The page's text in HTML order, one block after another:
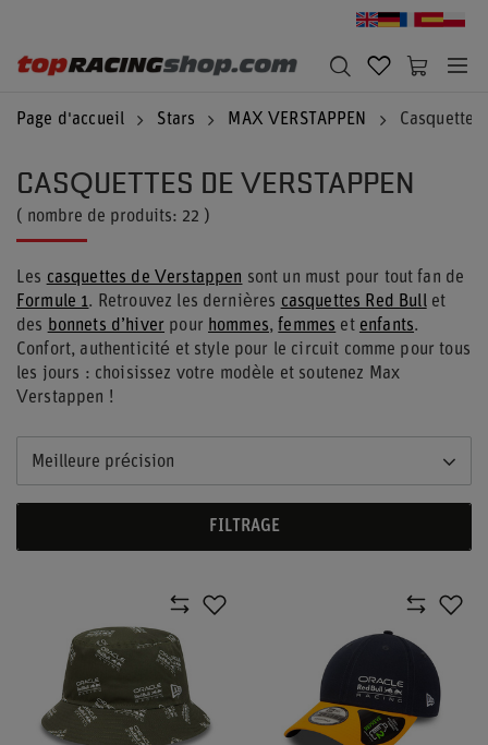
Page d'accueil Stars MAX VERSTAPPEN
CASQUETTES DE VERSTAPPEN
( nombre de produits: 22 )
Les casquettes de Verstappen sont un must pour tout fan de
Formule 1. Retrouvez les dernières casquettes Red Bullet
des bonnets d’hiver pour hommes,femmes et enfants.
Confort, authenticité et style pour le circuit comme pour tous
les jours : choisissez votre modèle et soutenez Max
Verstappen !
Meilleure précision
FILTRAGE